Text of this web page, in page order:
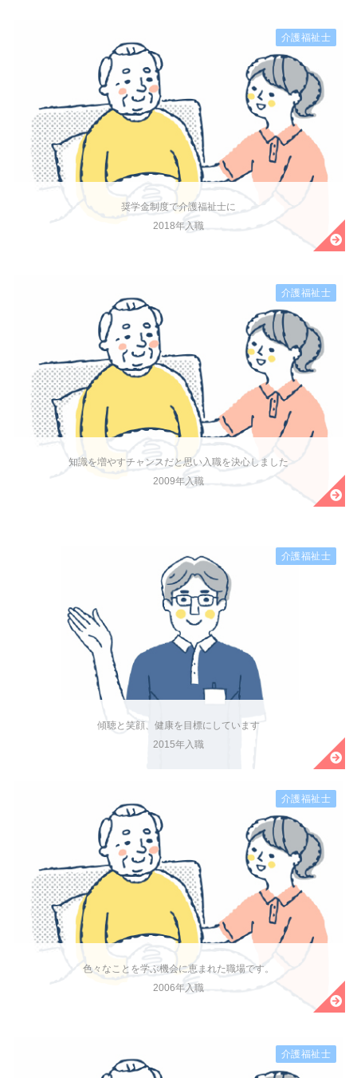
奨学金制度で介護福祉士に
2018年入職
介護福祉士
知識を増やすチャンスだと思い入職を決心しました
2009年入職
介護福祉士
傾聴と笑顔、健康を目標にしています
2015年入職
介護福祉士
色々なことを学ぶ機会に恵まれた職場です。
2006年入職
介護福祉士
介護福祉士